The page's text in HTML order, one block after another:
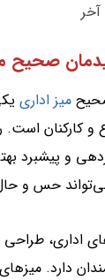
آخر
صحیح
میز اداری
و کارکنان است.
و پیشبرد
حس و حال
اداری،
دارد.